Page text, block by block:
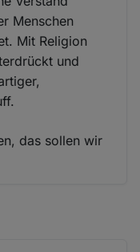
Menschen
Mit Religion
und
das sollen wir